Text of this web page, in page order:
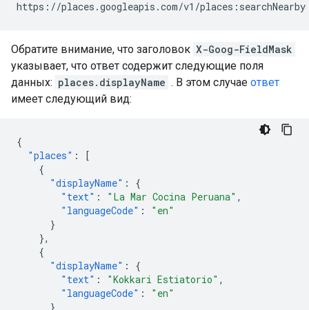
Обратите внимание, что заголовок X-Goog-FieldMask
указывает, что ответ содержит следующие поля
данных: places.displayName . В этом случае ответ
имеет следующий вид:
{
"places" :
[
{
"displayName" :
{
"text" : "La Mar Cocina Peruana" ,
"languageCode" :
"en"
}
},
{
"displayName" :
{
"text" : "Kokkari Estiatorio" ,
"languageCode" :
"en"
}